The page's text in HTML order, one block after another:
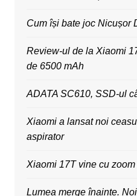
Cum își bate joc Nicușor
Review-ul de la Xiaomi
de 6500 mAh
ADATA SC610, SSD-ul
Xiaomi a lansat noi
aspirator
Xiaomi 17T vine cu
Lumea merge înainte.